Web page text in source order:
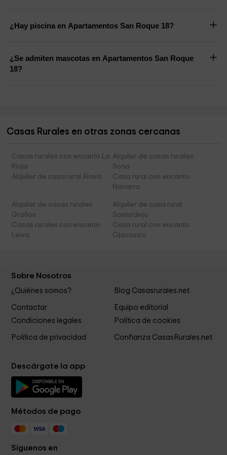
¿Hay piscina en Apartamentos San Roque 18?
¿Se admiten mascotas en Apartamentos San Roque
18?
Casas Rurales en otras zonas cercanas
Casas rurales con encanto La
Rioja
Alquiler de casas rurales
Soria
Alquiler de casa rural Álava
Casa rural con encanto
Navarra
Alquiler de casas rurales
Grañon
Alquiler de casa rural
Santurdejo
Casas rurales con encanto
Leiva
Casa rural con encanto
Ojacastro
Sobre Nosotros
¿Quiénes somos? Blog Casasrurales.net
Contactar
Equipo editorial
Condiciones legales
Política de cookies
Política de privacidad Confianza CasasRurales.net
Descárgate la app
Métodos de pago
Síguenos en